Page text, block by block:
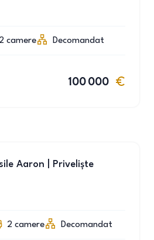
2 camere Decomandat
100 000
Aaron | Priveliște
2 camere Decomandat